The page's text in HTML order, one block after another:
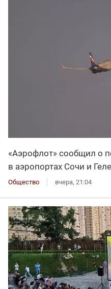
«Аэрофлот» сообщил о
в аэропортах Сочи и
Общество вчера, 21:04